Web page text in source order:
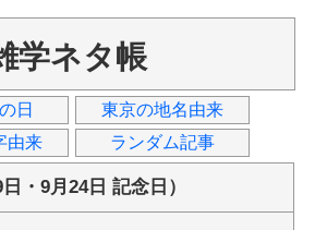
学ネタ帳
日
東京の地名由来
由来
ランダム記事
・9月24日 記念日）